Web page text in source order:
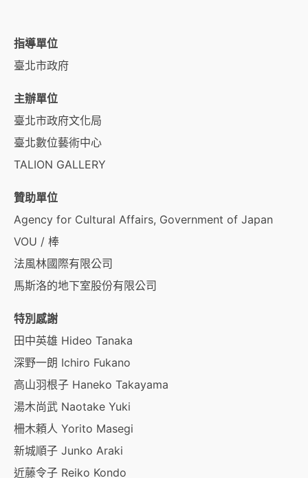
指導單位
臺北市政府
主辦單位
臺北市政府文化局
臺北數位藝術中心
TALION GALLERY
贊助單位
Agency for Cultural Affairs, Government of Japan
VOU / 棒
法風林國際有限公司
馬斯洛的地下室股份有限公司
特別感謝
田中英雄 Hideo Tanaka
深野一朗 Ichiro Fukano
高山羽根子 Haneko Takayama
湯木尚武 Naotake Yuki
柵木頼人 Yorito Masegi
新城順子 Junko Araki
近藤令子 Reiko Kondo